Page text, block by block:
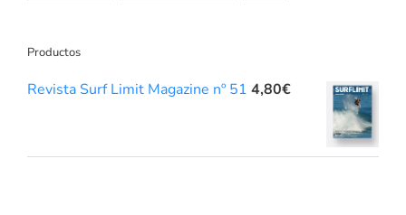
Productos
Revista Surf Limit Magazine nº 51 4,80€